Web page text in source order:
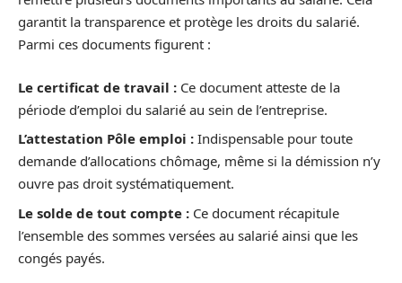
garantit la transparence et protège les droits du salarié.
Parmi ces documents figurent :
Le certificat de travail : Ce document atteste de la
période d’emploi du salarié au sein de l’entreprise.
L’attestation Pôle emploi : Indispensable pour toute
demande d’allocations chômage, même si la démission n’y
ouvre pas droit systématiquement.
Le solde de tout compte : Ce document récapitule
l’ensemble des sommes versées au salarié ainsi que les
congés payés.